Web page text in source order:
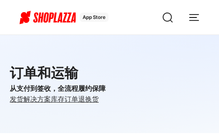
App Store
订单和运输
从支付到签收，全流程履约保障
发货解决方案库存订单退换货